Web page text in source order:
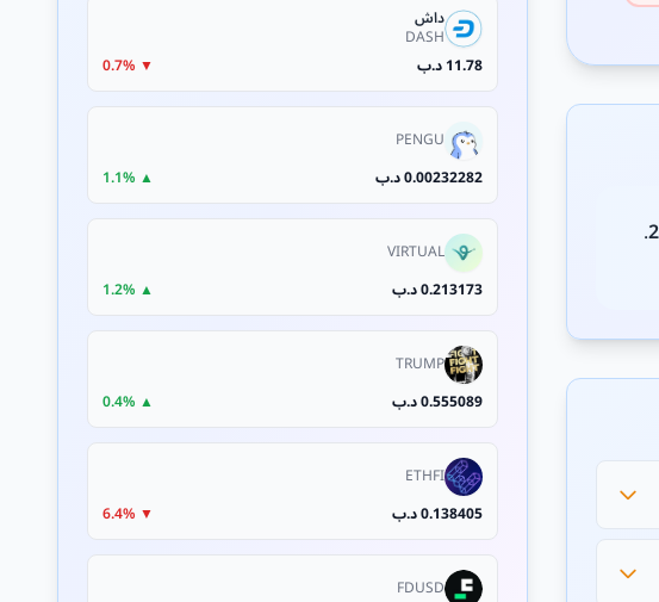
.
داش
DASH
11.78 د.ب
▼ 0.7%
PENGU
0.00232282 د.ب
▲ 1.1%
VIRTUAL
0.213173 د.ب
▲ 1.2%
TRUMP
0.555089 د.ب
▲ 0.4%
ETHFI
0.138405 د.ب
▼ 6.4%
FDUSD